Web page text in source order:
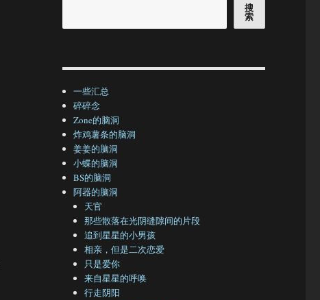
搜
索
一些汇总
碎碎念
Zone的脑洞
炸鸡薯条的脑洞
姜姜的脑洞
小蝶的脑洞
BS的脑洞
阿器的脑洞
天官
那些散落在光阴缝隙间的片段
追到星星的小男孩
相亲，但是二次恋爱
只是爱你
来自星星的呼唤
行走阴阳